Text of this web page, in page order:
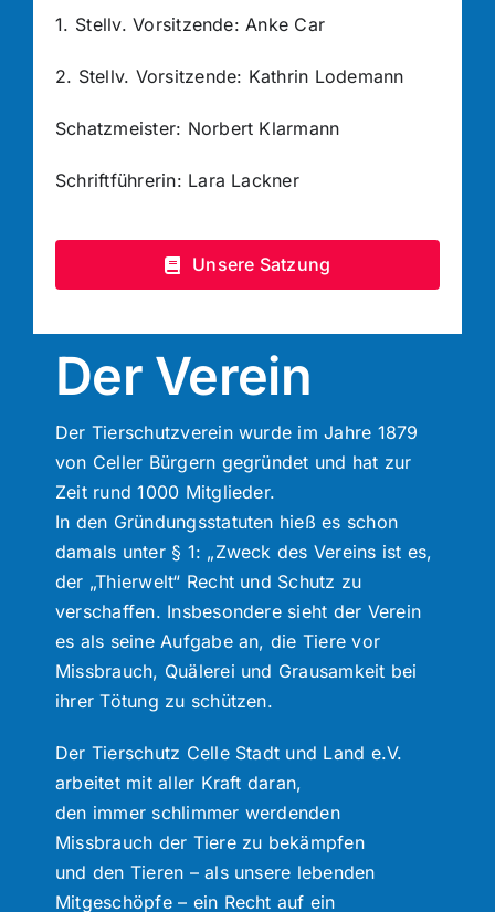
1.⁠ ⁠Stellv. Vorsitzende: Anke Car
2. Stellv. Vorsitzende: Kathrin Lodemann
Schatzmeister: Norbert Klarmann
Schriftführerin: Lara Lackner
Unsere Satzung
Der Verein
Der Tierschutzverein wurde im Jahre 1879
von Celler Bürgern gegründet und hat zur
Zeit rund 1000 Mitglieder.
In den Gründungsstatuten hieß es schon
damals unter § 1: „Zweck des Vereins ist es,
der „Thierwelt“ Recht und Schutz zu
verschaffen. Insbesondere sieht der Verein
es als seine Aufgabe an, die Tiere vor
Missbrauch, Quälerei und Grausamkeit bei
ihrer Tötung zu schützen.
Der Tierschutz Celle Stadt und Land e.V.
arbeitet mit aller Kraft daran,
den immer schlimmer werdenden
Missbrauch der Tiere zu bekämpfen
und den Tieren – als unsere lebenden
Mitgeschöpfe – ein Recht auf ein